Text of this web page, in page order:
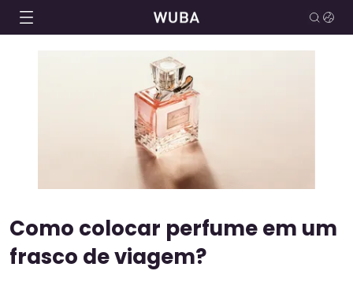
Como colocar perfume em um
frasco de viagem?